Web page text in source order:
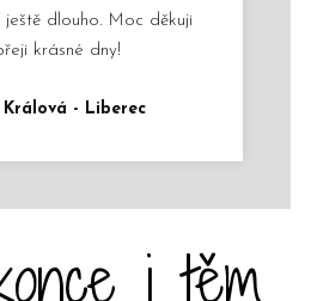
dlouho. Moc děkuji
krásné dny!
Králová - Liberec
i těm